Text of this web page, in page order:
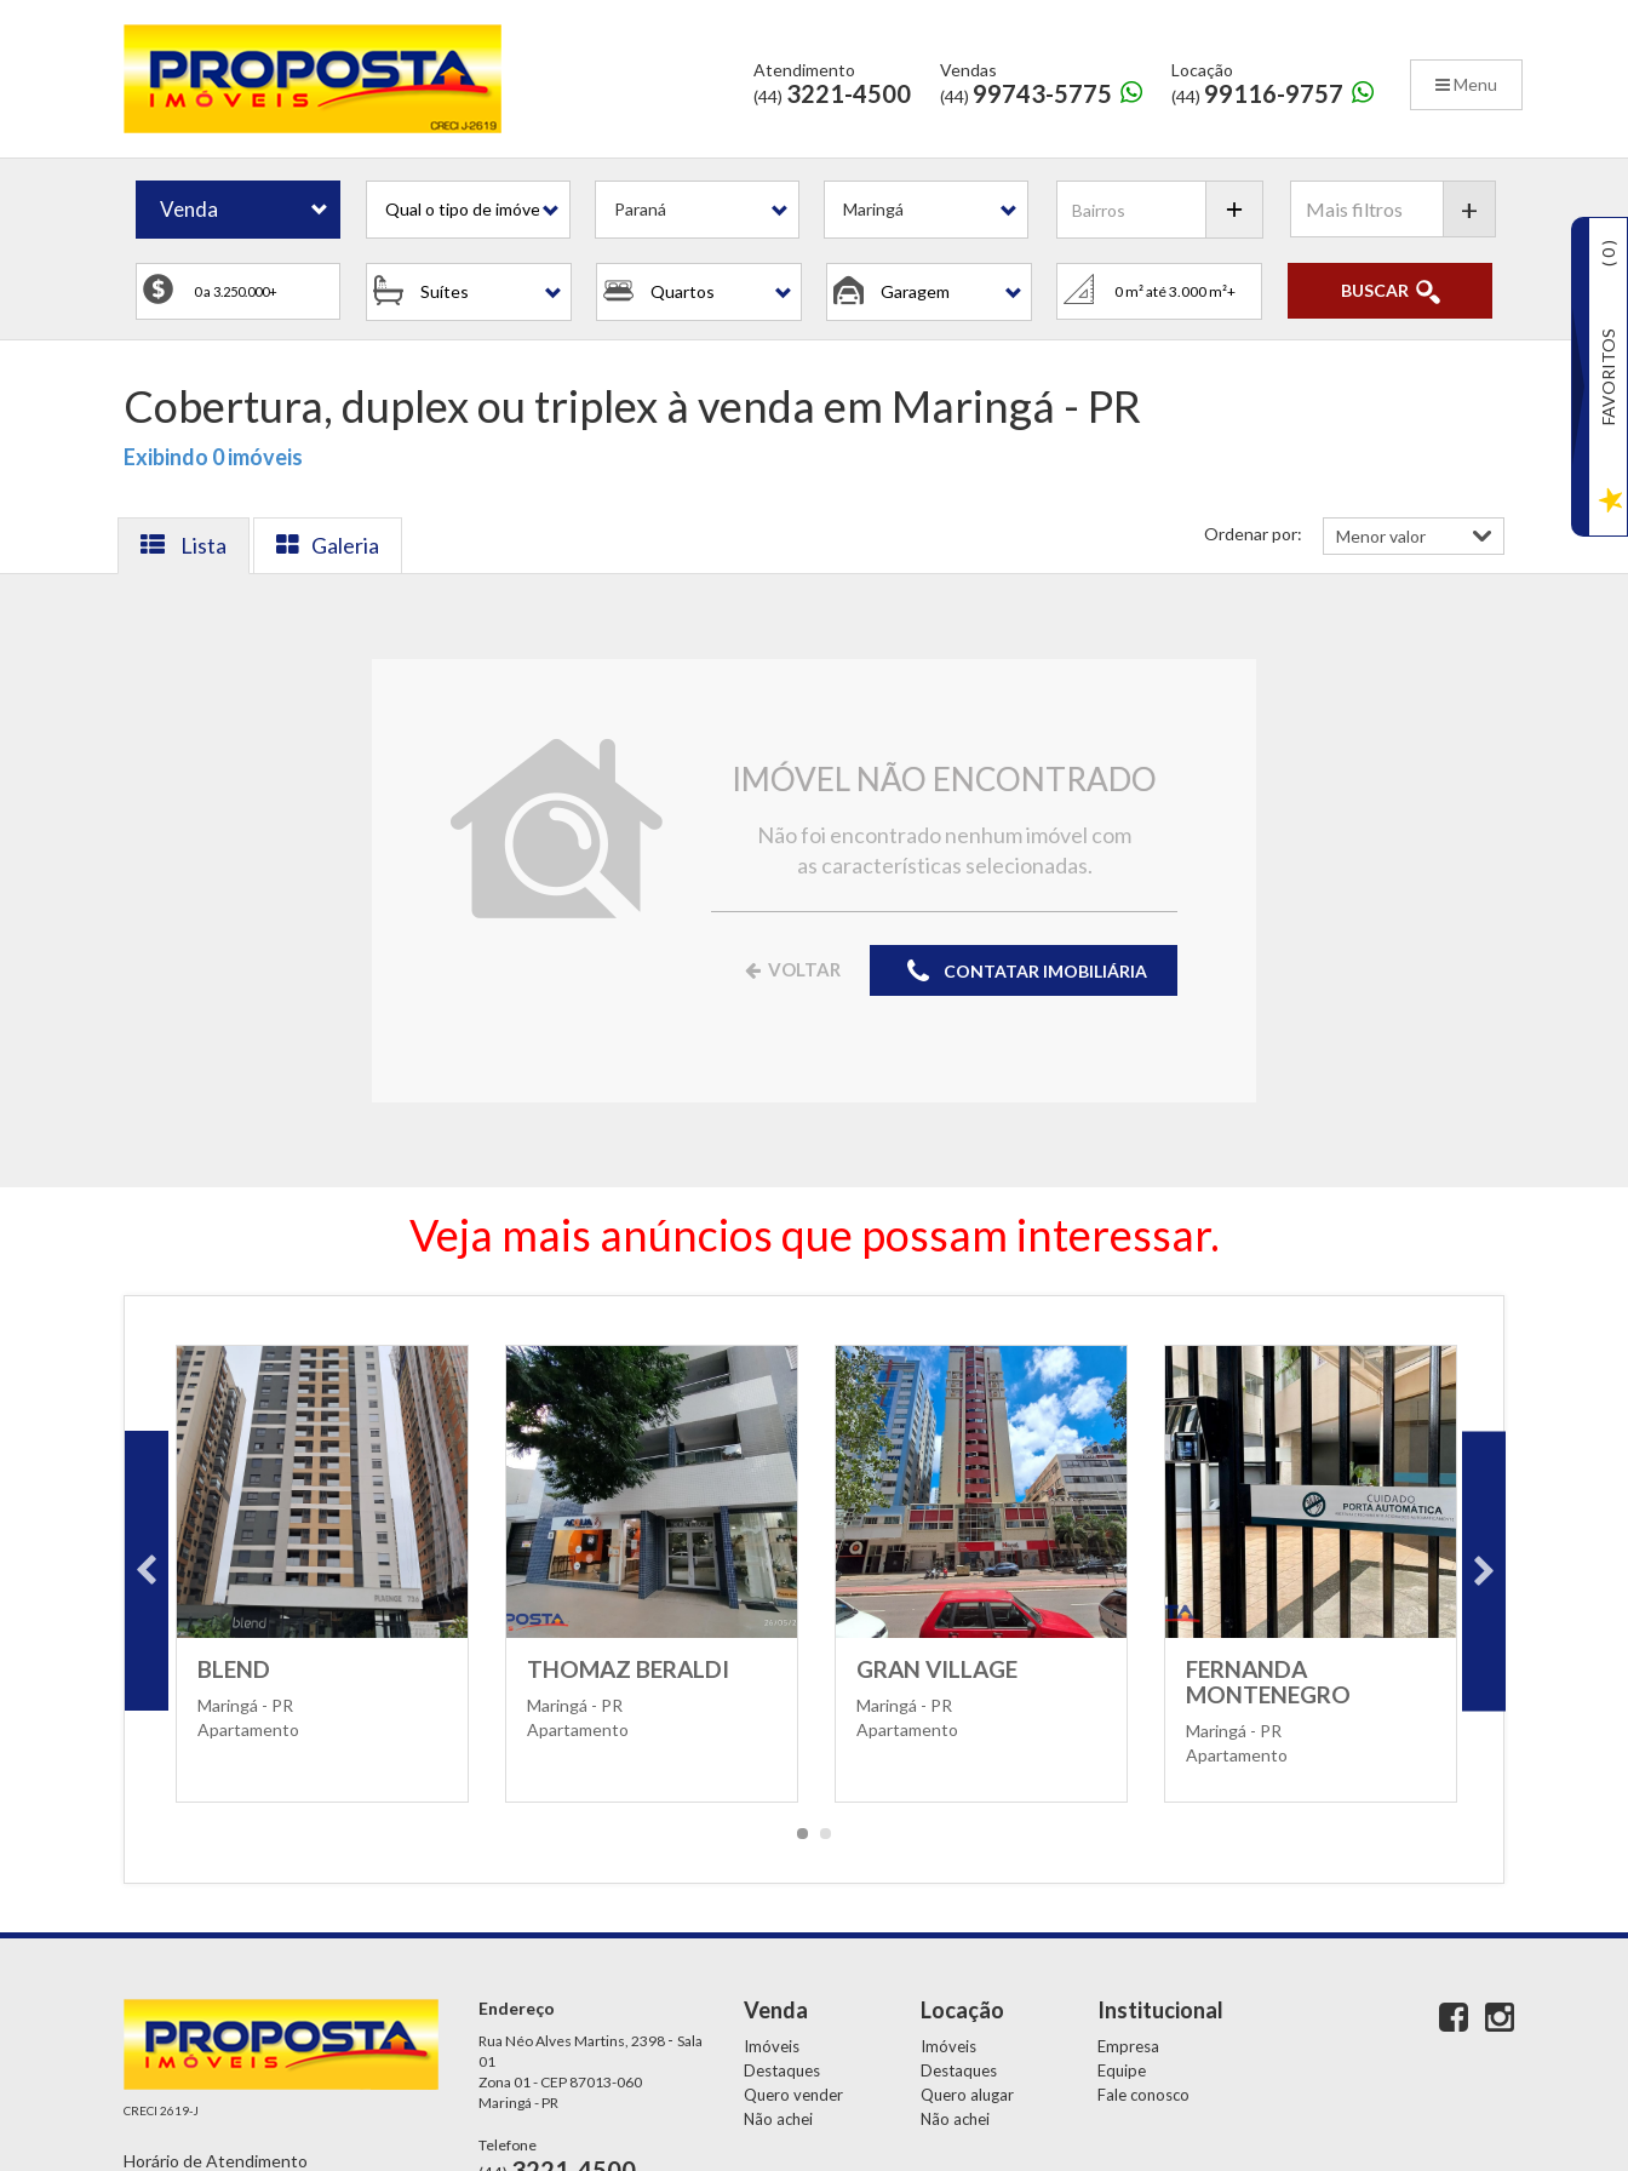
Menu
Atendimento
(44) 3221-4500
Vendas
(44) 99743-5775
Locação
(44) 99116-9757
Venda Qual o tipo de imóvel? Paraná Maringá
Suítes Quartos Garagem
+
BUSCAR
Cobertura, duplex ou triplex à venda em Maringá - PR
Exibindo 0 imóveis
Lista Galeria Ordenar por:
IMÓVEL NÃO ENCONTRADO
Não foi encontrado nenhum imóvel com
as características selecionadas.
VOLTAR CONTATAR IMOBILIÁRIA
Veja mais anúncios que possam interessar.
THOMAZ BERALDI GRAN VILLAGE
MONTENEGRO
FAVORITOS
(
0
)
CRECI 2619-J
Horário de Atendimento
Endereço
Rua Néo Alves Martins, 2398 - Sala
01
Zona 01 - CEP 87013-060
Maringá - PR
Telefone
Venda
Imóveis
Destaques
Quero vender
Não achei
Locação
Imóveis
Destaques
Quero alugar
Não achei
Institucional
Empresa
Equipe
Fale conosco